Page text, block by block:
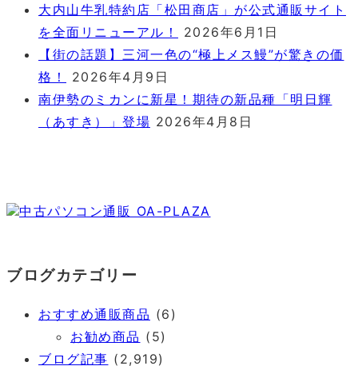
大内山牛乳特約店「松田商店」が公式通販サイト
を全面リニューアル！
2026年6月1日
【街の話題】三河一色の“極上メス鰻”が驚きの価
格！
2026年4月9日
南伊勢のミカンに新星！期待の新品種「明日輝
（あすき）」登場 2026年4月8日
中古パソコン通販 OA-PLAZA
ブログカテゴリー
おすすめ通販商品 (6)
お勧め商品 (5)
ブログ記事 (2,919)